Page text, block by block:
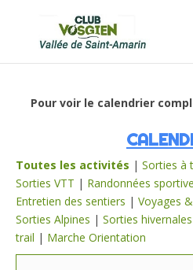
Pour voir le calendrier
Toutes les activités | Sorties à
Sorties VTT | Randonnées
Entretien des sentiers | Voyages
Sorties Alpines | Sorties hivernales
trail | Marche Orientation